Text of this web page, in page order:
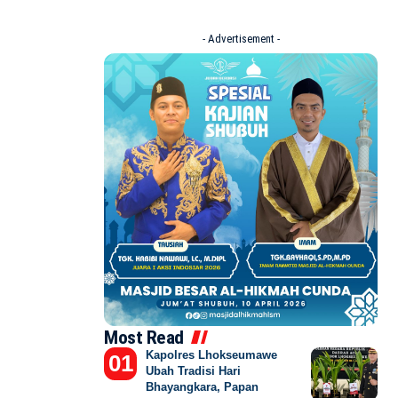
- Advertisement -
Most Read
Kapolres Lhokseumawe
Ubah Tradisi Hari
Bhayangkara, Papan